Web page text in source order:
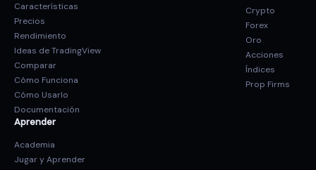
Características
Precios
Rendimiento
Ideas de TradingView
Comparar
Cómo Funciona
Cómo Usarlo
Documentación
Aprender
Academia
Jugar y Aprender
Crypto
Forex
Oro
Acciones
Índices
Prop Firms